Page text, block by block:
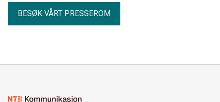
BESØK VÅRT PRESSEROM